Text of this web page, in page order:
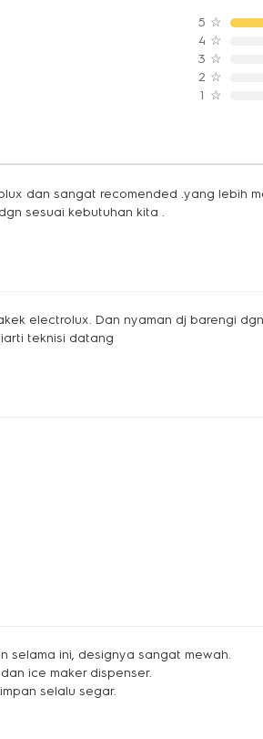
5 ☆
4 ☆
3 ☆
2 ☆
1 ☆
dan sangat recomended .yang lebih
sesuai kebutuhan kita .
electrolux. Dan nyaman dj barengi
teknisi datang
selama ini, designya sangat mewah.
ice maker dispenser.
selalu segar.